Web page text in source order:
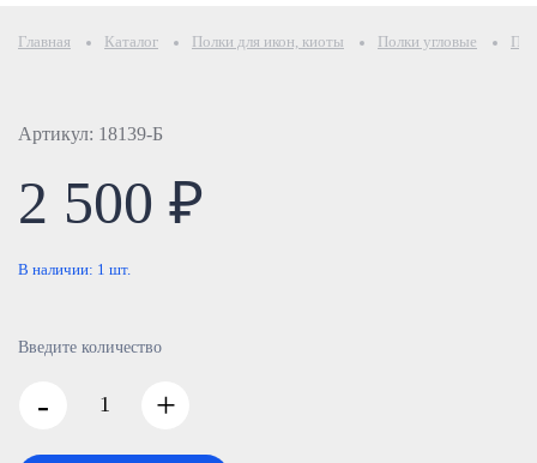
Главная Каталог Полки для икон, киоты Полки угловые
Артикул: 18139-Б
2 500 ₽
В наличии: 1 шт.
Введите количество
- +